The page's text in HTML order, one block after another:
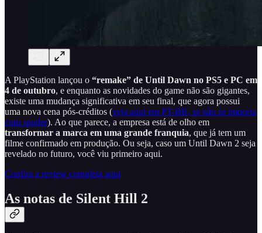
A PlayStation lançou o “remake” de Until Dawn no PS5 e PC em
4 de outubro, e enquanto as novidades do game não são gigantes,
existe uma mudança significativa em seu final, que agora possui
uma nova cena pós-créditos (veja aqui em PT-BR, se não se importa
com spoiler). Ao que parece, a empresa está de olho em
transformar a marca em uma grande franquia, que já tem um
filme confirmado em produção. Ou seja, caso um Until Dawn 2 seja
revelado no futuro, você viu primeiro aqui.
Confira a review completa aqui
As notas de Silent Hill 2